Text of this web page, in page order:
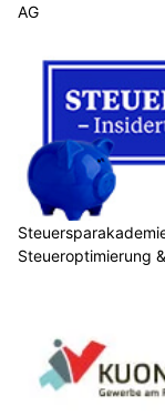
AG
Steueroptimierung